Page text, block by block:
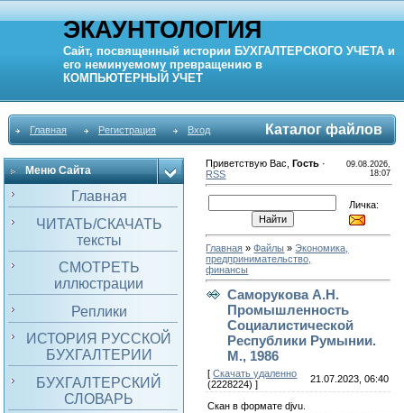
ЭКАУНТОЛОГИЯ
Сайт, посвященный истории БУХГАЛТЕРСКОГО УЧЕТА и
его неминуемому превращению в
КОМПЬЮТЕРНЫЙ УЧЕТ
Главная Регистрация Вход Каталог файлов
Меню Сайта
Главная
ЧИТАТЬ/СКАЧАТЬ
тексты
СМОТРЕТЬ
иллюстрации
Реплики
ИСТОРИЯ РУССКОЙ
БУХГАЛТЕРИИ
БУХГАЛТЕРСКИЙ
СЛОВАРЬ
Приветствую Вас ,Гость ·
RSS
09.08.2026,
18:07
Личка:
Главная »Файлы »Экономика,
предпринимательство,
финансы
Саморукова А.Н.
Промышленность
Социалистической
Республики Румынии.
М., 1986
[Скачать удаленно
(2228224) ]
21.07.2023, 06:40
Скан в формате djvu.